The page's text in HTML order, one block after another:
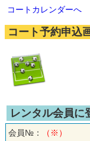
コートカレンダーへ
コート予約申込
レンタル会員に
会員№：
（※）